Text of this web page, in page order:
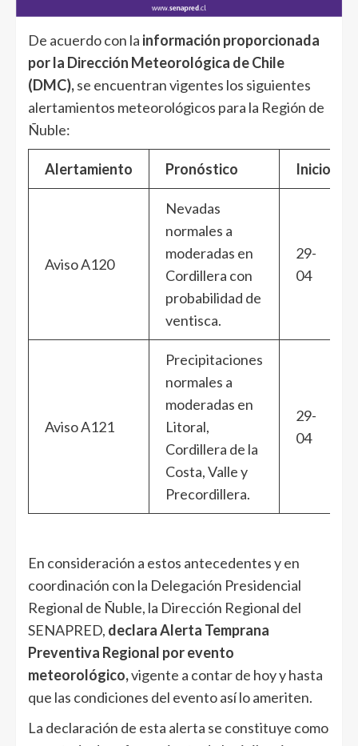
De acuerdo con la información proporcionada
por la Dirección Meteorológica de Chile
(DMC),se encuentran vigentes los siguientes
alertamientos meteorológicos para la Región de
Ñuble:
Alertamiento Pronóstico Inicio
Aviso A120
Nevadas
normales a
moderadas en
Cordillera con
probabilidad de
ventisca.
29-
04
Aviso A121
Precipitaciones
normales a
moderadas en
Litoral,
Cordillera de la
Costa, Valle y
Precordillera.
29-
04
En consideración a estos antecedentes y en
coordinación con la Delegación Presidencial
Regional de Ñuble, la Dirección Regional del
SENAPRED, declara Alerta Temprana
Preventiva Regional por evento
meteorológico,vigente a contar de hoy y hasta
que las condiciones del evento así lo ameriten.
La declaración de esta alerta se constituye como